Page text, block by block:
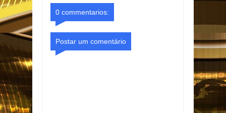
0 commentarios:
Postar um comentário